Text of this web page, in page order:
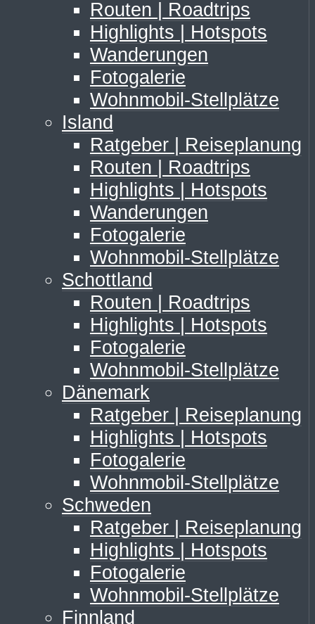
Routen | Roadtrips
Highlights | Hotspots
Wanderungen
Fotogalerie
Wohnmobil-Stellplätze
Island
Ratgeber | Reiseplanung
Routen | Roadtrips
Highlights | Hotspots
Wanderungen
Fotogalerie
Wohnmobil-Stellplätze
Schottland
Routen | Roadtrips
Highlights | Hotspots
Fotogalerie
Wohnmobil-Stellplätze
Dänemark
Ratgeber | Reiseplanung
Highlights | Hotspots
Fotogalerie
Wohnmobil-Stellplätze
Schweden
Ratgeber | Reiseplanung
Highlights | Hotspots
Fotogalerie
Wohnmobil-Stellplätze
Finnland